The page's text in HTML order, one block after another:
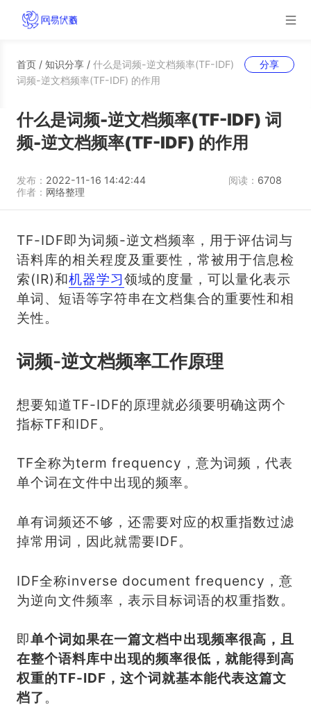
首页 / 知识分享 / 什么是词频-逆文档频率(TF-IDF)
词频-逆文档频率(TF-IDF) 的作用
分享
什么是词频-逆文档频率(TF-IDF) 词
频-逆文档频率(TF-IDF) 的作用
发布： 2022-11-16 14:42:44 阅读： 6708
作者： 网络整理
TF-IDF即为词频-逆文档频率，用于评估词与
语料库的相关程度及重要性，常被用于信息检
索(IR)和机器学习领域的度量，可以量化表示
单词、短语等字符串在文档集合的重要性和相
关性。
词频-逆文档频率工作原理
想要知道TF-IDF的原理就必须要明确这两个
指标TF和IDF。
TF全称为term frequency，意为词频，代表
单个词在文件中出现的频率。
单有词频还不够，还需要对应的权重指数过滤
掉常用词，因此就需要IDF。
IDF全称inverse document frequency，意
为逆向文件频率，表示目标词语的权重指数。
即单个词如果在一篇文档中出现频率很高，且
在整个语料库中出现的频率很低，就能得到高
权重的TF-IDF，这个词就基本能代表这篇文
档了 。